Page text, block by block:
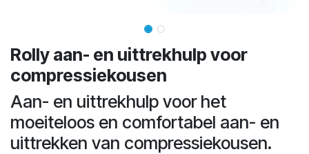
Rolly aan- en uittrekhulp voor
compressiekousen
Aan- en uittrekhulp voor het
moeiteloos en comfortabel aan- en
uittrekken van compressiekousen.